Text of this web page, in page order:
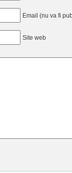
Email (nu va fi
Site web